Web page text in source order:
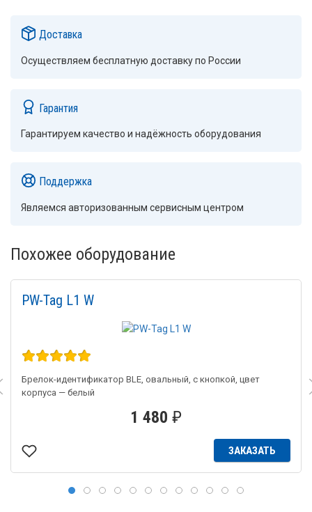
Доставка
Осуществляем бесплатную доставку по России
Гарантия
Гарантируем качество и надёжность оборудования
Поддержка
Являемся авторизованным сервисным центром
Похожее оборудование
PW-Tag L1 W
Брелок-идентификатор BLE, овальный, с кнопкой, цвет
корпуса — белый
1 480 ₽
ЗАКАЗАТЬ